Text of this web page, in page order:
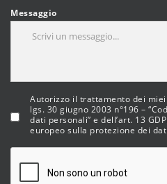
Messaggio
Autorizzo il trattamento dei
lgs. 30 giugno 2003 n°196 –
dati personali” e dell’art. 13
europeo sulla protezione dei